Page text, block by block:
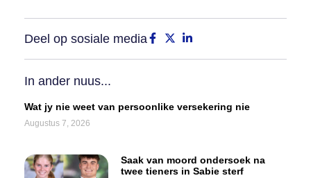
Deel op sosiale media
In ander nuus...
Wat jy nie weet van persoonlike versekering nie
Augustus 7, 2026
Saak van moord ondersoek na
twee tieners in Sabie sterf